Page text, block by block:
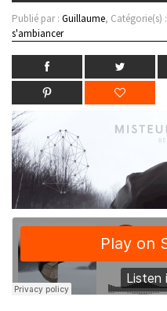
Publié par : Guillaume, Catégorie(s) :
s'ambiancer